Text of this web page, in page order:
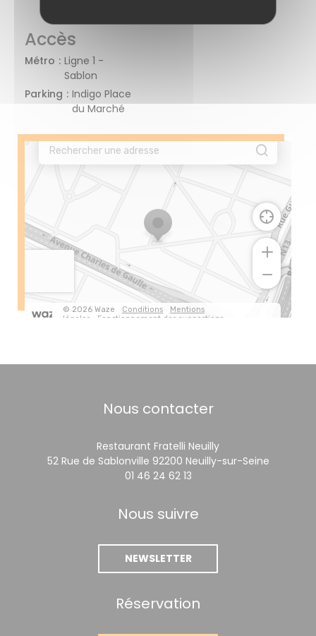
Accès
Métro
Ligne 1 -
Sablon
Parking
Indigo Place
du Marché
Nous contacter
Restaurant Fratelli Neuilly
52 Rue de Sablonville 92200 Neuilly-sur-Seine((ouvre
01 46 24 62 13
Nous suivre
NEWSLETTER
Réservation